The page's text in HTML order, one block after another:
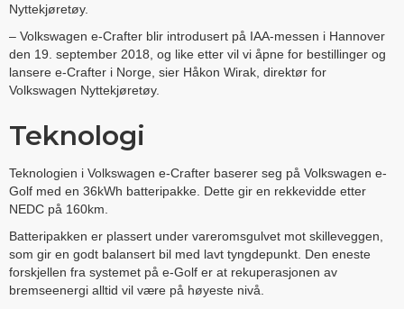
Nyttekjøretøy.
– Volkswagen e-Crafter blir introdusert på IAA-messen i Hannover
den 19. september 2018, og like etter vil vi åpne for bestillinger og
lansere e-Crafter i Norge, sier Håkon Wirak, direktør for
Volkswagen Nyttekjøretøy.
Teknologi
Teknologien i Volkswagen e-Crafter baserer seg på Volkswagen e-
Golf med en 36kWh batteripakke. Dette gir en rekkevidde etter
NEDC på 160km.
Batteripakken er plassert under vareromsgulvet mot skilleveggen,
som gir en godt balansert bil med lavt tyngdepunkt. Den eneste
forskjellen fra systemet på e-Golf er at rekuperasjonen av
bremseenergi alltid vil være på høyeste nivå.